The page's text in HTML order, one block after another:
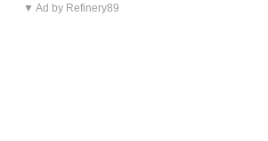
▼ Ad by Refinery89